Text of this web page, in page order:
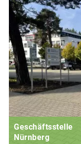
Geschäftsstelle
Nürnberg